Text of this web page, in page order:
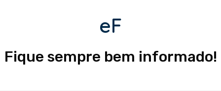
eF
Fique sempre bem informado!